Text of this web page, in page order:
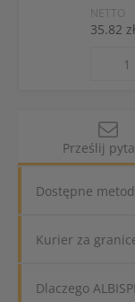
NETTO
35.82 zł
Prześlij
Dostępne
Kurier za
Dlaczego